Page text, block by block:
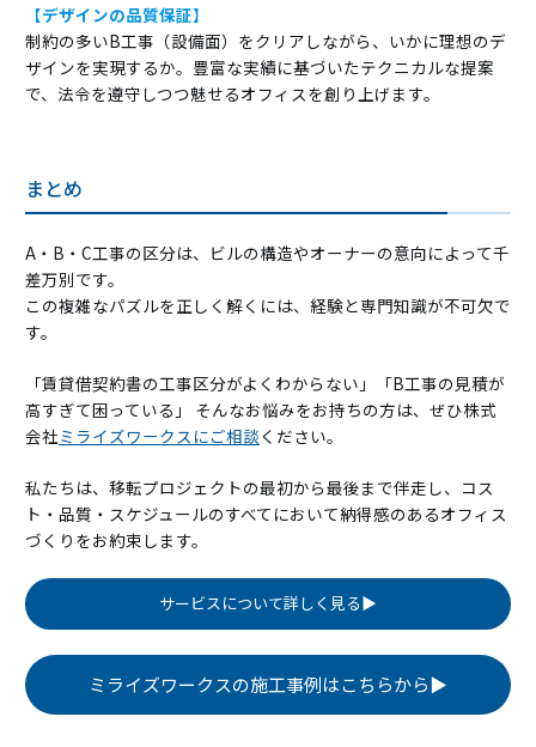
【デザインの品質保証】
制約の多いB工事（設備面）をクリアしながら、いかに理想のデ
ザインを実現するか。豊富な実績に基づいたテクニカルな提案
で、法令を遵守しつつ魅せるオフィスを創り上げます。
まとめ
A・B・C工事の区分は、ビルの構造やオーナーの意向によって千
差万別です。
この複雑なパズルを正しく解くには、経験と専門知識が不可欠で
す。
「賃貸借契約書の工事区分がよくわからない」「B工事の見積が
高すぎて困っている」 そんなお悩みをお持ちの方は、ぜひ株式
会社ミライズワークスにご相談ください。
私たちは、移転プロジェクトの最初から最後まで伴走し、コス
ト・品質・スケジュールのすべてにおいて納得感のあるオフィス
づくりをお約束します。
サービスについて詳しく見る▶
ミライズワークスの施工事例はこちらから▶